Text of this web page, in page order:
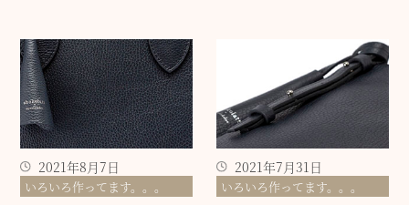
2021年8月7日
いろいろ作ってます。。。
2021年7月31日
いろいろ作ってます。。。